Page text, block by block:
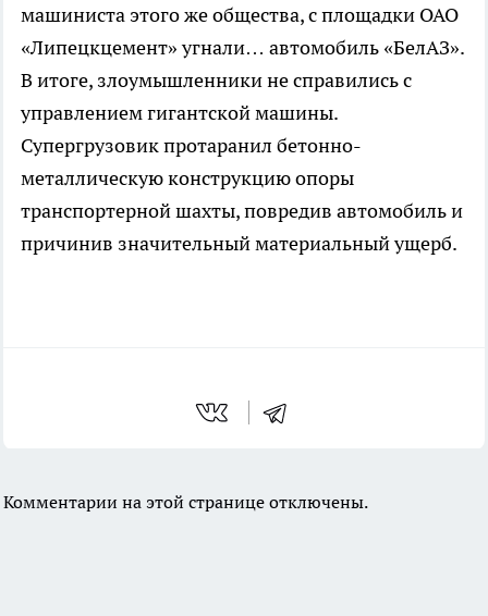
машиниста этого же общества, с площадки ОАО
«Липецкцемент» угнали… автомобиль «БелАЗ».
В итоге, злоумышленники не справились с
управлением гигантской машины.
Супергрузовик протаранил бетонно-
металлическую конструкцию опоры
транспортерной шахты, повредив автомобиль и
причинив значительный материальный ущерб.
Комментарии на этой странице отключены.